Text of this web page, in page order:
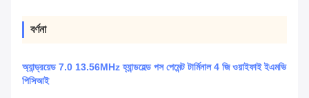
বর্ণনা
অ্যান্ড্রয়েড 7.0 13.56MHz হ্যান্ডহেল্ড পস পেমেন্ট টার্মিনাল 4 জি ওয়াইফাই ইএমভি
পিসিআই